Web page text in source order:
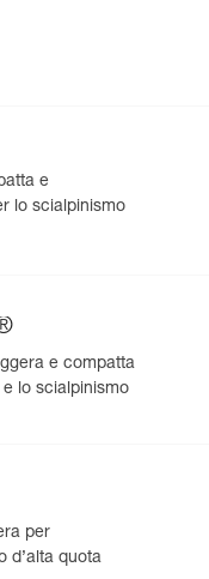
e
lo scialpinismo
e compatta
e lo scialpinismo
per
d’alta quota